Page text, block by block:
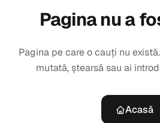
Pagina nu a
Pagina pe care o cauți nu
mutată, ștearsă sau ai
Acasă